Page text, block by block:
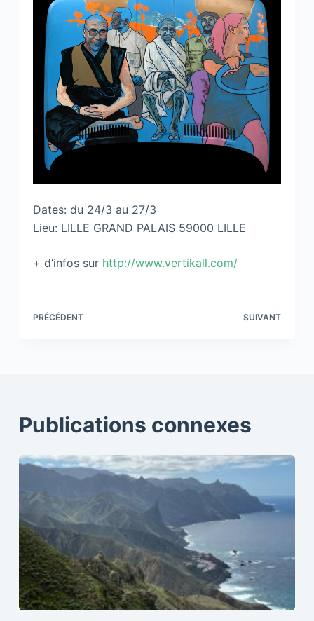
Dates: du 24/3 au 27/3
Lieu: LILLE GRAND PALAIS 59000 LILLE
+ d’infos sur http://www.vertikall.com/
PRÉCÉDENT SUIVANT
Publications connexes